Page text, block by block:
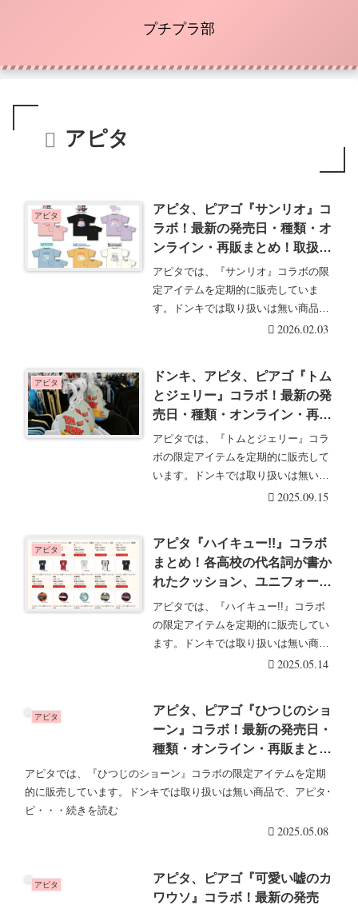
プチプラ部
アピタ
アピタ
アピタ、ピアゴ『サンリオ』コ
ラボ！最新の発売日・種類・オ
ンライン・再販まとめ！取扱店
はどこ？スニーカーが2026年2
月より新発売！
アピタでは、『サンリオ』コラボの限
定アイテムを定期的に販売していま
す。ドンキでは取り扱いは無い商品
で、アピタ･ピアゴグル・・・続きを
2026.02.03
アピタ
ドンキ、アピタ、ピアゴ『トム
とジェリー』コラボ！最新の発
売日・種類・オンライン・再販
まとめ！取扱店はどこ？2025
年秋冬のスウェット上下セット
が新発売！
アピタでは、『トムとジェリー』コラ
ボの限定アイテムを定期的に販売して
います。ドンキでは取り扱いは無い商
品で、アピタ･ピア・・・続きを読む
2025.09.15
アピタ
アピタ『ハイキュー!!』コラボ
まとめ！各高校の代名詞が書か
れたクッション、ユニフォーム
型ミニクッション、ボール型ク
ッションが2025年5月頃より新
発売！店頭・オンラインも！
アピタでは、『ハイキュー!!』コラボ
の限定アイテムを定期的に販売してい
ます。ドンキでは取り扱いは無い商品
で、アピタ･ピア・・・続きを読む
2025.05.14
アピタ
アピタ、ピアゴ『ひつじのショ
ーン』コラボ！最新の発売日・
種類・オンライン・再販まと
め！取扱店はどこ？2025年夏
の半袖Tシャツが新発売！
アピタでは、『ひつじのショーン』コラボの限定アイテムを定期
的に販売しています。ドンキでは取り扱いは無い商品で、アピタ･
ピ・・・続きを読む
2025.05.08
アピタ
アピタ、ピアゴ『可愛い嘘のカ
ワウソ』コラボ！最新の発売